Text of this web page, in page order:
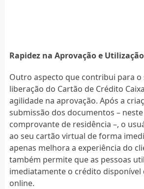
Rapidez na Aprovação e
Outro aspecto que contribui para o
liberação do Cartão de Crédito
agilidade na aprovação. Após a
submissão dos documentos – neste
comprovante de residência –, o
ao seu cartão virtual de forma
apenas melhora a experiência do
também permite que as pessoas
imediatamente o crédito disponível
online.